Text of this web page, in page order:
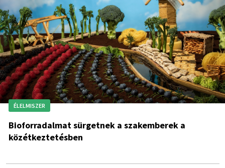
ÉLELMISZER
Bioforradalmat sürgetnek a szakemberek a
közétkeztetésben